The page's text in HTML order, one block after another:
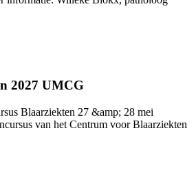
2027 UMCG
Blaarziekten 27 &amp; 28 mei
van het Centrum voor Blaarziekten